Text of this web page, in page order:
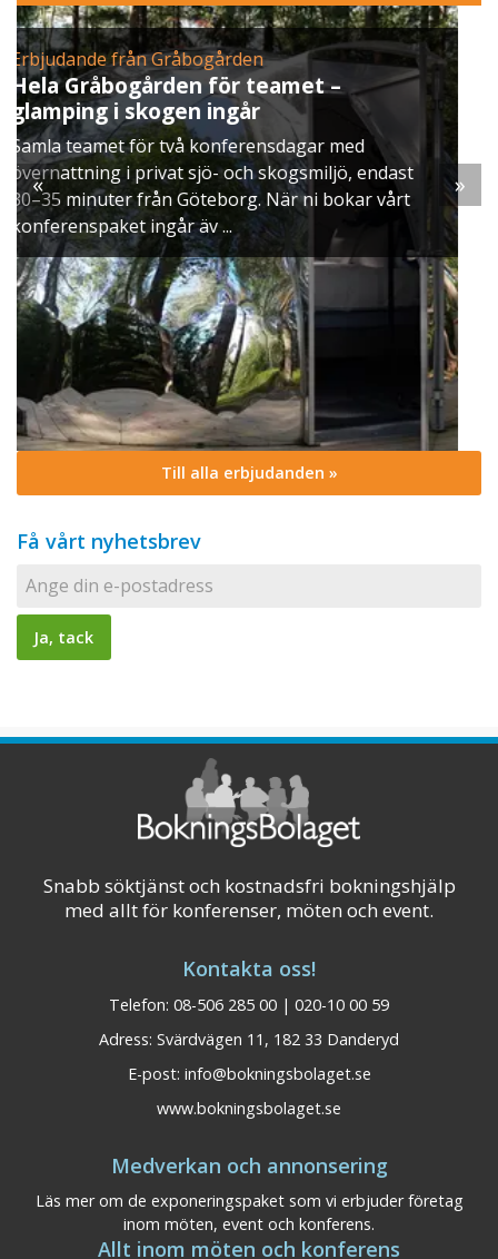
Erbjudande från Skytteholm Ekerö
Julbord på Ekerö
När vintern lägger sig över Mälaren dukar vi upp
ett klassiskt svenskt julbord i Skyttegården. Här
möts ni av doften av gran, ljus som brinner stilla
och smaker ...
« »
Till alla erbjudanden »
Få vårt nyhetsbrev
Snabb söktjänst och kostnadsfri bokningshjälp
med allt för konferenser, möten och event.
Kontakta oss!
Telefon: 08-506 285 00 | 020-10 00 59
Adress: Svärdvägen 11, 182 33 Danderyd
E-post: info@bokningsbolaget.se
www.bokningsbolaget.se
Medverkan och annonsering
Läs mer om de exponeringspaket som vi erbjuder företag
inom möten, event och konferens.
Allt inom möten och konferens